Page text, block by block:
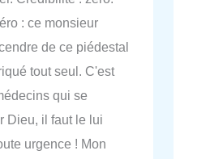
: ce monsieur
de ce piédestal
tout seul. C'est
qui se
Dieu, il faut le lui
urgence ! Mon